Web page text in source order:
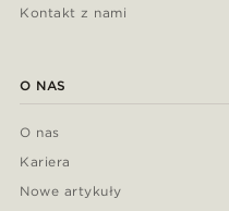
Kontakt z nami
O NAS
O nas
Kariera
Nowe artykuły